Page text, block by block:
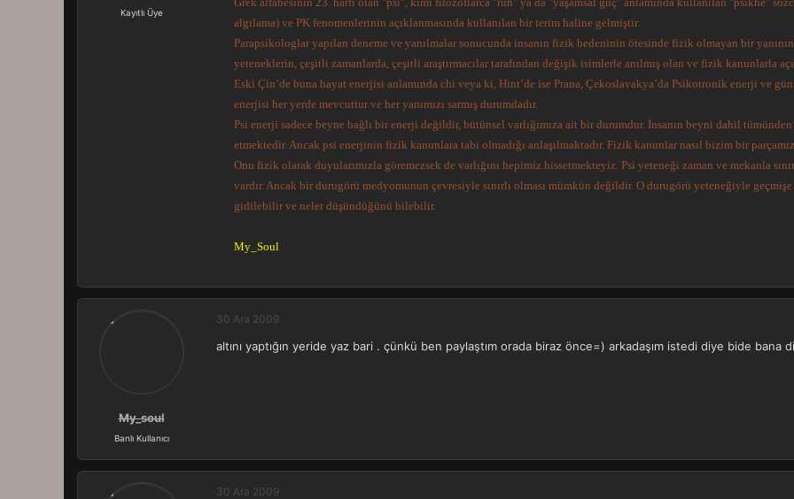
r
Kayıtlı Üye
algılama) ve PK fenomenlerinin açıklanmasında kullanılan bir terim haline gelmiştir.
Parapsikologlar yapılan deneme ve yanılmalar sonucunda insanın fizik bedeninin ötesinde fizik olmayan bir
yeteneklerin, çeşitli zamanlarda, çeşitli araştırmacılar tarafından değişik isimlerle anılmış olan ve fizik kanunlarla
Eski Çin’de buna hayat enerjisi anlamında chi veya ki, Hint’de ise Prana, Çekoslavakya’da Psikotronik enerji ve
enerjisi her yerde mevcuttur ve her yanımızı sarmış durumdadır.
Psi enerji sadece beyne bağlı bir enerji değildir, bütünsel varlığımıza ait bir durumdur. İnsanın beyni dahil
etmektedir. Ancak psi enerjinin fizik kanunlara tabi olmadığı anlaşılmaktadır. Fizik kanunlar nasıl bizim bir
Onu fizik olarak duyularımızla göremezsek de varlığını hepimiz hissetmekteyiz. Psi yeteneği zaman ve mekanla
vardır. Ancak bir durugörü medyomunun çevresiyle sınırlı olması mümkün değildir. O durugörü yeteneğiyle
gidilebilir ve neler düşündüğünü bilebilir.
My_Soul
My_soul
Banlı Kullanıcı
30 Ara 2009
altını yaptığın yeride yaz bari . çünkü ben paylaştım orada biraz önce=) arkadaşım istedi diye bide bana
30 Ara 2009